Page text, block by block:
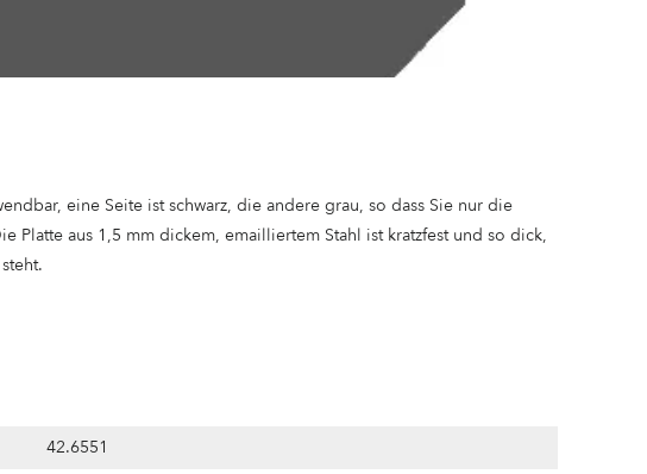
eine Seite ist schwarz, die andere grau, so dass Sie nur die
Platte aus 1,5 mm dickem, emailliertem Stahl ist kratzfest und so dick,
42.6551